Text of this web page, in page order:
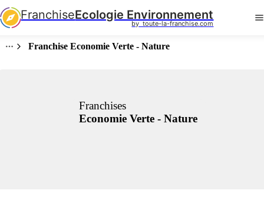
FranchiseEcologie Environnement
by  toute-la-franchise.com
Franchise Economie Verte - Nature
Franchises
Economie Verte - Nature